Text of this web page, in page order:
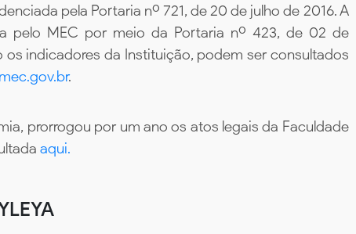
pela Portaria nº 721, de 20 de julho de 2016. A
pelo MEC por meio da Portaria nº 423, de 02 de
indicadores da Instituição, podem ser consultados
.
prorrogou por um ano os atos legais da Faculdade
aqui.